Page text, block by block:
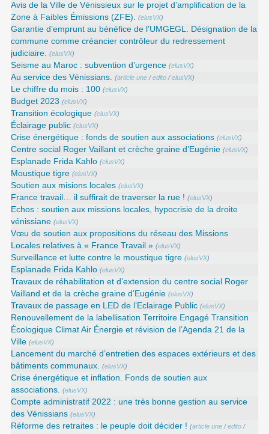
Avis de la Ville de Vénissieux sur le projet d’amplification de la
Zone à Faibles Émissions (ZFE). (elusVX)
Garantie d’emprunt au bénéfice de l’UMGEGL. Désignation de la
commune comme créancier contrôleur du redressement
judiciaire. (elusVX)
Seisme au Maroc : subvention d’urgence (elusVX)
Au service des Vénissians. (article une/edito/elusVX)
Le chiffre du mois : 100 (elusVX)
Budget 2023 (elusVX)
Transition écologique (elusVX)
Éclairage public (elusVX)
Crise énergétique : fonds de soutien aux associations (elusVX)
Centre social Roger Vaillant et crèche graine d’Eugénie (elusVX)
Esplanade Frida Kahlo (elusVX)
Moustique tigre (elusVX)
Soutien aux misions locales (elusVX)
France travail… il suffirait de traverser la rue ! (elusVX)
Echos : soutien aux missions locales, hypocrisie de la droite
vénissiane (elusVX)
Vœu de soutien aux propositions du réseau des Missions
Locales relatives à « France Travail » (elusVX)
Surveillance et lutte contre le moustique tigre (elusVX)
Esplanade Frida Kahlo (elusVX)
Travaux de réhabilitation et d’extension du centre social Roger
Vailland et de la crèche graine d’Eugénie (elusVX)
Travaux de passage en LED de l’Eclairage Public (elusVX)
Renouvellement de la labellisation Territoire Engagé Transition
Écologique Climat Air Énergie et révision de l’Agenda 21 de la
Ville (elusVX)
Lancement du marché d’entretien des espaces extérieurs et des
bâtiments communaux. (elusVX)
Crise énergétique et inflation. Fonds de soutien aux
associations. (elusVX)
Compte administratif 2022 : une très bonne gestion au service
des Vénissians (elusVX)
Réforme des retraites : le peuple doit décider ! (article une/edito/